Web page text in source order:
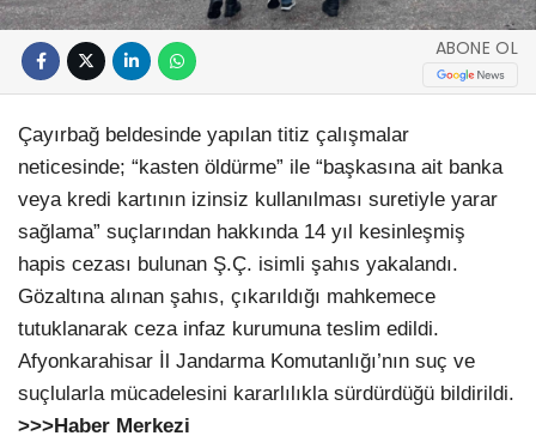
ABONE OL
Çayırbağ beldesinde yapılan titiz çalışmalar
neticesinde; “kasten öldürme” ile “başkasına ait banka
veya kredi kartının izinsiz kullanılması suretiyle yarar
sağlama” suçlarından hakkında 14 yıl kesinleşmiş
hapis cezası bulunan Ş.Ç. isimli şahıs yakalandı.
Gözaltına alınan şahıs, çıkarıldığı mahkemece
tutuklanarak ceza infaz kurumuna teslim edildi.
Afyonkarahisar İl Jandarma Komutanlığı’nın suç ve
suçlularla mücadelesini kararlılıkla sürdürdüğü bildirildi.
>>>Haber Merkezi